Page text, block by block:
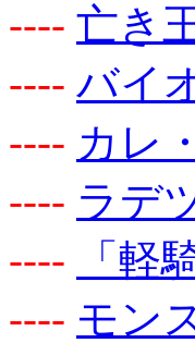
---- 亡き
---- バイ
---- カレ
---- ラデ
----
「軽
---- モン